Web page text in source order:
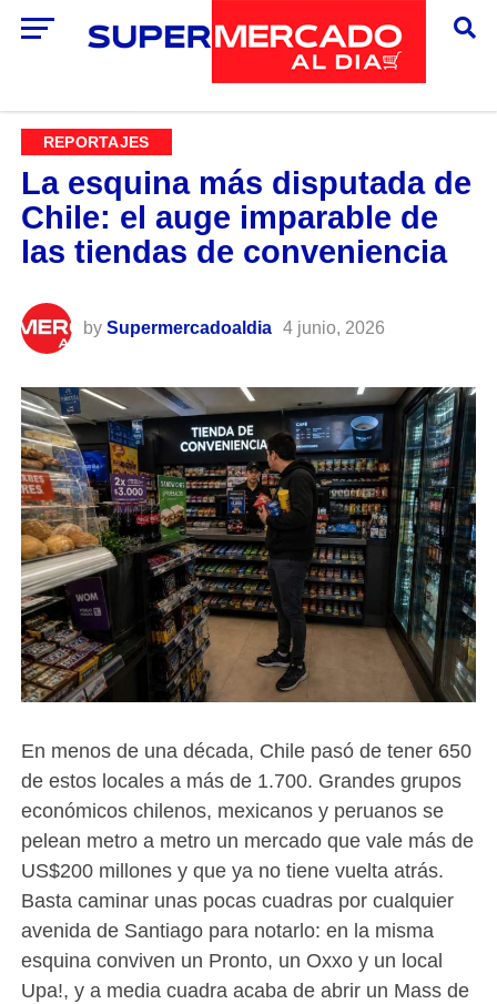
REPORTAJES
La esquina más disputada de
Chile: el auge imparable de
las tiendas de conveniencia
by Supermercadoaldia 4 junio, 2026
En menos de una década, Chile pasó de tener 650
de estos locales a más de 1.700. Grandes grupos
económicos chilenos, mexicanos y peruanos se
pelean metro a metro un mercado que vale más de
US$200 millones y que ya no tiene vuelta atrás.
Basta caminar unas pocas cuadras por cualquier
avenida de Santiago para notarlo: en la misma
esquina conviven un Pronto, un Oxxo y un local
Upa!, y a media cuadra acaba de abrir un Mass de